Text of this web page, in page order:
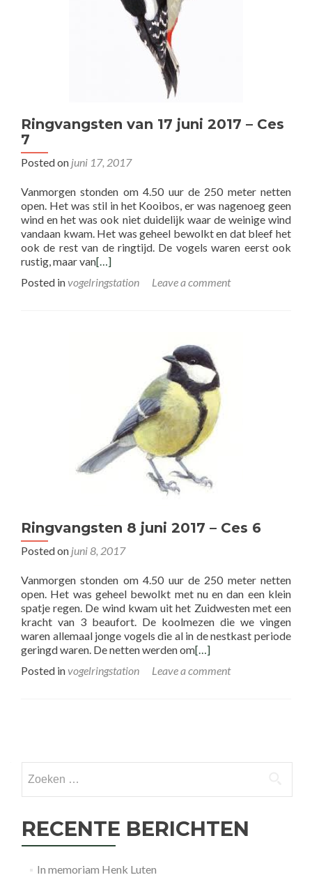
Ringvangsten van 17 juni 2017 – Ces
7
Posted on juni 17, 2017
Vanmorgen stonden om 4.50 uur de 250 meter netten
open. Het was stil in het Kooibos, er was nagenoeg geen
wind en het was ook niet duidelijk waar de weinige wind
vandaan kwam. Het was geheel bewolkt en dat bleef het
ook de rest van de ringtijd. De vogels waren eerst ook
rustig, maar van[…]
Posted invogelringstation Leave a comment
Ringvangsten 8 juni 2017 – Ces 6
Posted on juni 8, 2017
Vanmorgen stonden om 4.50 uur de 250 meter netten
open. Het was geheel bewolkt met nu en dan een klein
spatje regen. De wind kwam uit het Zuidwesten met een
kracht van 3 beaufort. De koolmezen die we vingen
waren allemaal jonge vogels die al in de nestkast periode
geringd waren. De netten werden om[…]
Posted invogelringstation Leave a comment
navigation
naar:
RECENTE BERICHTEN
In memoriam Henk Luten